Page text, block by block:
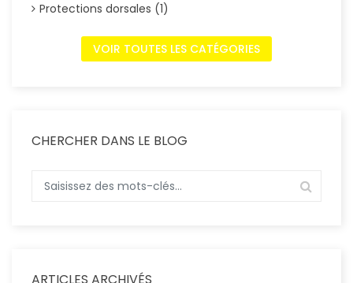
Protections dorsales (1)
VOIR TOUTES LES CATÉGORIES
CHERCHER DANS LE BLOG